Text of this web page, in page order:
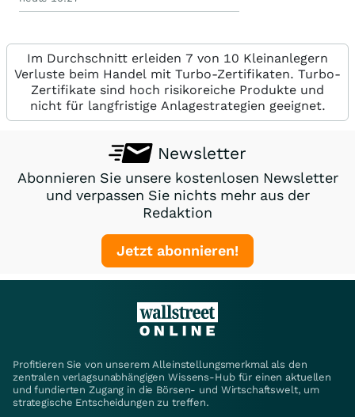
Im Durchschnitt erleiden 7 von 10 Kleinanlegern
Verluste beim Handel mit Turbo-Zertifikaten. Turbo-
Zertifikate sind hoch risikoreiche Produkte und
nicht für langfristige Anlagestrategien geeignet.
Newsletter
Abonnieren Sie unsere kostenlosen Newsletter
und verpassen Sie nichts mehr aus der
Redaktion
Jetzt abonnieren!
Profitieren Sie von unserem Alleinstellungsmerkmal als den
zentralen verlagsunabhängigen Wissens-Hub für einen aktuellen
und fundierten Zugang in die Börsen- und Wirtschaftswelt, um
strategische Entscheidungen zu treffen.